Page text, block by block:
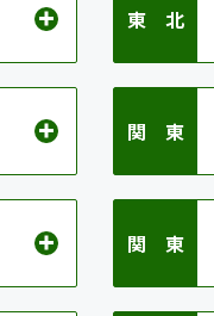
東 北
関 東
関 東